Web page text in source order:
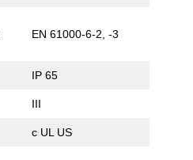
EN 61000-6-2, -3
IP 65
III
c UL US